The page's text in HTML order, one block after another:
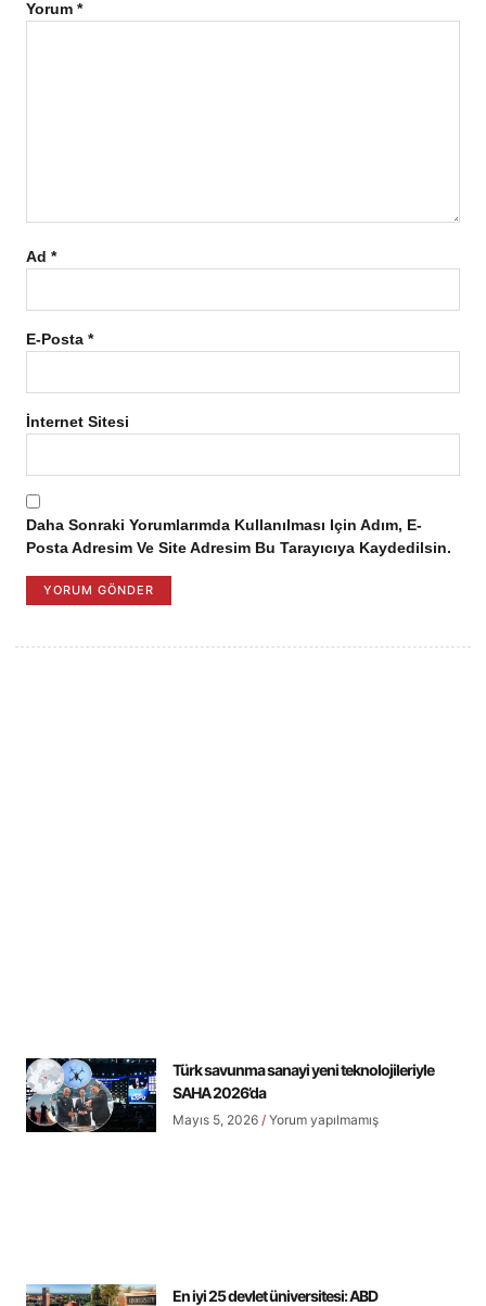
Yorum *
Ad *
E-Posta *
İnternet Sitesi
Daha Sonraki Yorumlarımda Kullanılması Için Adım, E-
Posta Adresim Ve Site Adresim Bu Tarayıcıya Kaydedilsin.
Türk savunma sanayi yeni teknolojileriyle
SAHA 2026’da
Mayıs 5, 2026 Yorum yapılmamış
En iyi 25 devlet üniversitesi: ABD